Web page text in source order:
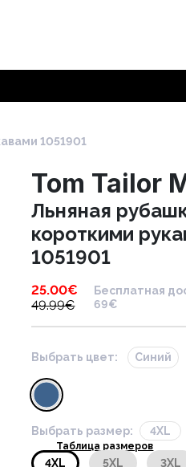
1051901
Tom Tailor
Льняная
короткими
1051901
25.00€
49.99€
Бесплатная
69€
Выбрать цвет: Синий
Выбрать размер: 4XL
Таблица размеров
4XL 5XL 3XL